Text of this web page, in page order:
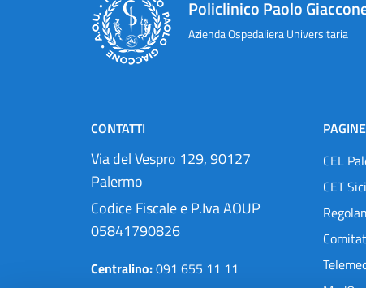
Policlinico Paolo
Azienda Ospedaliera Universitaria
CONTATTI
Via del Vespro 129, 90127
Palermo
Codice Fiscale e P.Iva AOUP
05841790826
Centralino:091 655 11 11
Pec:protocollo@cert.policlinico.pa.it
CEL
CET